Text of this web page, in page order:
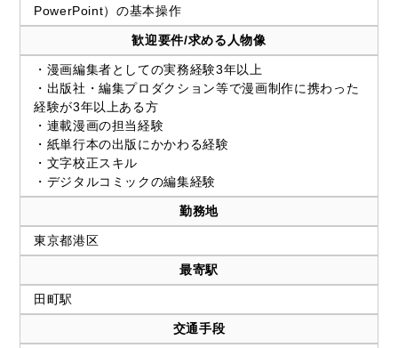
PowerPoint）の基本操作
歓迎要件/求める人物像
・漫画編集者としての実務経験3年以上
・出版社・編集プロダクション等で漫画制作に携わった
経験が3年以上ある方
・連載漫画の担当経験
・紙単行本の出版にかかわる経験
・文字校正スキル
・デジタルコミックの編集経験
勤務地
東京都港区
最寄駅
田町駅
交通手段